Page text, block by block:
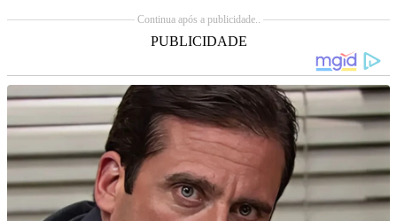
Continua após a publicidade..
PUBLICIDADE